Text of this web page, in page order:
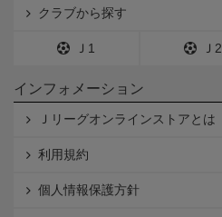
クラブから探す
Ｊ1 Ｊ2
インフォメーション
Ｊリーグオンラインストアとは
利用規約
個人情報保護方針